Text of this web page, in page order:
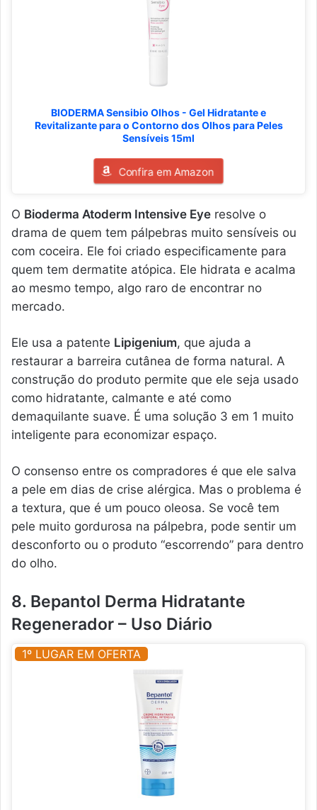
BIODERMA Sensibio Olhos - Gel Hidratante e
Revitalizante para o Contorno dos Olhos para Peles
Sensíveis 15ml
Confira em Amazon
O Bioderma Atoderm Intensive Eye resolve o
drama de quem tem pálpebras muito sensíveis ou
com coceira. Ele foi criado especificamente para
quem tem dermatite atópica. Ele hidrata e acalma
ao mesmo tempo, algo raro de encontrar no
mercado.
Ele usa a patente Lipigenium, que ajuda a
restaurar a barreira cutânea de forma natural. A
construção do produto permite que ele seja usado
como hidratante, calmante e até como
demaquilante suave. É uma solução 3 em 1 muito
inteligente para economizar espaço.
O consenso entre os compradores é que ele salva
a pele em dias de crise alérgica. Mas o problema é
a textura, que é um pouco oleosa. Se você tem
pele muito gordurosa na pálpebra, pode sentir um
desconforto ou o produto “escorrendo” para dentro
do olho.
8. Bepantol Derma Hidratante
Regenerador – Uso Diário
1º LUGAR EM OFERTA